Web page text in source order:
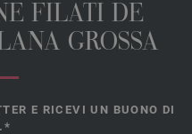
FILATI DE
GROSSA
E RICEVI UN BUONO DI